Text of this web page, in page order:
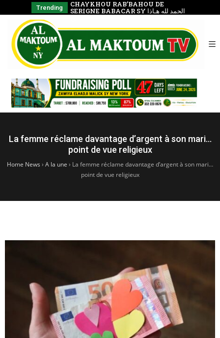
Trending CHAYKHOU RAB’BAHOU DE
SERIGNE BABACAR SY الحمد لله هـاذا
الشّيخ
La femme réclame davantage d’argent à son mari…
point de vue religieux
Home News › A la une › La femme réclame davantage d’argent à son mari…
point de vue religieux